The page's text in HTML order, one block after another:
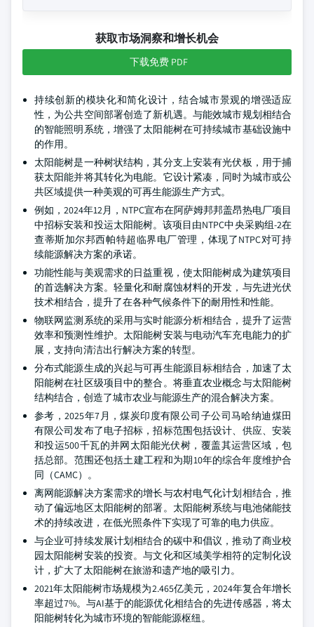
获取市场洞察和增长机会
下载免费 PDF
持续创新的模块化和简化设计，结合城市景观的增强适应
性，为公共空间部署创造了新机遇。与能效城市规划相结合
的智能照明系统，增强了太阳能树在可持续城市基础设施中
的作用。
太阳能树是一种树状结构，其分支上安装有光伏板，用于捕
获太阳能并将其转化为电能。它设计紧凑，同时为城市或公
共区域提供一种美观的可再生能源生产方式。
例如，2024年12月，NTPC宣布在阿萨姆邦邦盖昂热电厂项目
中招标安装和投运太阳能树。该项目由NTPC中央采购组-2在
查蒂斯加尔邦西帕特超临界电厂管理，体现了NTPC对可持
续能源解决方案的承诺。
功能性能与美观需求的日益重视，使太阳能树成为建筑项目
的首选解决方案。轻量化和耐腐蚀材料的开发，与先进光伏
技术相结合，提升了在各种气候条件下的耐用性和性能。
物联网监测系统的采用与实时能源分析相结合，提升了运营
效率和预测性维护。太阳能树安装与电动汽车充电能力的扩
展，支持向清洁出行解决方案的转型。
分布式能源生成的兴起与可再生能源目标相结合，加速了太
阳能树在社区级项目中的整合。将垂直农业概念与太阳能树
结构结合，创造了城市农业与能源生产的混合解决方案。
参考，2025年7月，煤炭印度有限公司子公司马哈纳迪煤田
有限公司发布了电子招标，招标范围包括设计、供应、安装
和投运500千瓦的并网太阳能光伏树，覆盖其运营区域，包
括总部。范围还包括土建工程和为期10年的综合年度维护合
同（CAMC）。
离网能源解决方案需求的增长与农村电气化计划相结合，推
动了偏远地区太阳能树的部署。太阳能树系统与电池储能技
术的持续改进，在低光照条件下实现了可靠的电力供应。
与企业可持续发展计划相结合的碳中和倡议，推动了商业校
园太阳能树安装的投资。与文化和区域美学相符的定制化设
计，扩大了太阳能树在旅游和遗产地的吸引力。
2021年太阳能树市场规模为2.465亿美元，2024年复合年增长
率超过7%。与AI基于的能源优化相结合的先进传感器，将太
阳能树转化为城市环境的智能能源枢纽。